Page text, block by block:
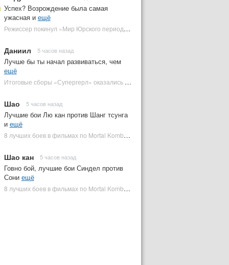
Успех? Возрождение была самая
ужасная и ещё
Режиссер покинул «Мир Юрского периода 5» | Plugged In Ru
Даниил 5 часов назад
Лучше бы ты начал развиваться, чем
ещё
Итоговые сборы «Супергерл» оказались худшими для DC за два десятилетия | Plugged In Ru
Шао 5 часов назад
Лучшие бои Лю кан против Шанг тсунга
и ещё
8 лучших боев в фильмах по Mortal Kombat: от «Смертельной битвы» до «Мортал Комбат 2» | Plugged In Ru
Шао кан 5 часов назад
Говно бой, лучшие бои Синдел против
Сони ещё
8 лучших боев в фильмах по Mortal Kombat: от «Смертельной битвы» до «Мортал Комбат 2» | Plugged In Ru